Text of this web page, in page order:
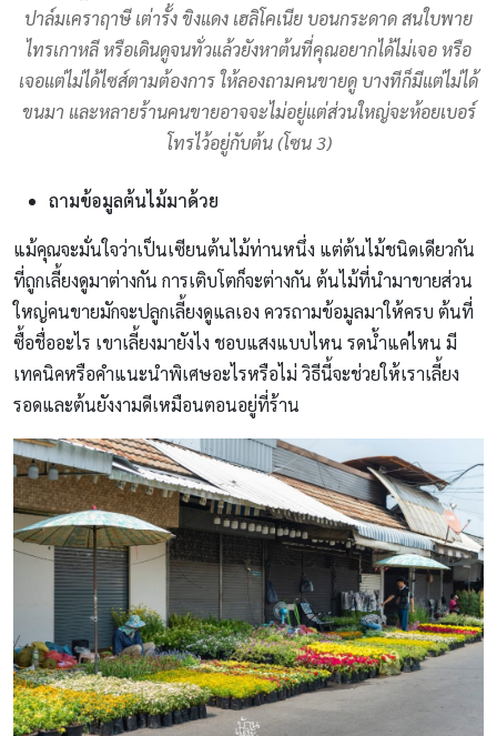
ปาล์มเคราฤาษี เต่ารั้ง ขิงแดง เฮลิโคเนีย บอนกระดาด สนใบพาย
ไทรเกาหลี หรือเดินดูจนทั่วแล้วยังหาต้นที่คุณอยากได้ไม่เจอ หรือ
เจอแต่ไม่ได้ไซส์ตามต้องการ ให้ลองถามคนขายดู บางทีก็มีแต่ไม่ได้
ขนมา และหลายร้านคนขายอาจจะไม่อยู่แต่ส่วนใหญ่จะห้อยเบอร์
โทรไว้อยู่กับต้น (โซน 3)
ถามข้อมูลต้นไม้มาด้วย
แม้คุณจะมั่นใจว่าเป็นเซียนต้นไม้ท่านหนึ่ง แต่ต้นไม้ชนิดเดียวกัน
ที่ถูกเลี้ยงดูมาต่างกัน การเติบโตก็จะต่างกัน ต้นไม้ที่นำมาขายส่วน
ใหญ่คนขายมักจะปลูกเลี้ยงดูแลเอง ควรถามข้อมูลมาให้ครบ ต้นที่
ซื้อชื่ออะไร เขาเลี้ยงมายังไง ชอบแสงแบบไหน รดน้ำแค่ไหน มี
เทคนิคหรือคำแนะนำพิเศษอะไรหรือไม่ วิธีนี้จะช่วยให้เราเลี้ยง
รอดและต้นยังงามดีเหมือนตอนอยู่ที่ร้าน